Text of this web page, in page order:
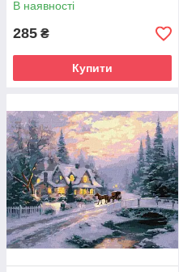
В наявності
285 ₴
Купити